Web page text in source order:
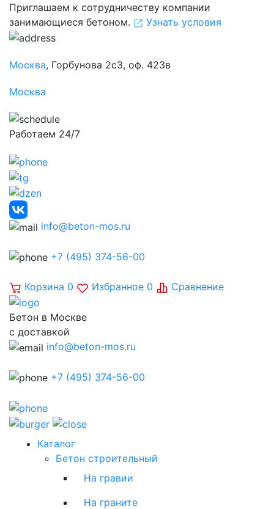
Приглашаем к сотрудничеству компании
занимающиеся бетоном.
Узнать условия
Москва, Горбунова 2с3, оф. 423в
Москва
Работаем 24/7
info@beton-mos.ru
+7 (495) 374-56-00
Корзина 0 Избранное 0 Сравнение
Бетон в Москве
с доставкой
info@beton-mos.ru
+7 (495) 374-56-00
Каталог
Бетон строительный
На гравии
На граните